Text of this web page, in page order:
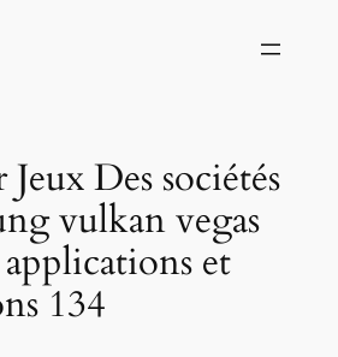
Des sociétés
vulkan vegas
et
134